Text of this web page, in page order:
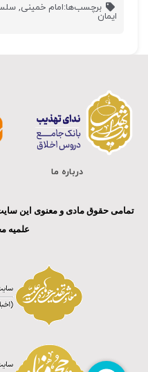
برچسب‌ها:امام خمینی,
ایمان
درباره ما
تمامی حقوق مادی و معنوی این
علمیه